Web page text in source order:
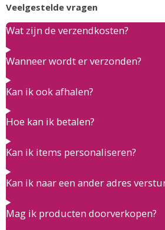
Veelgestelde vragen
Wat zijn de verzendkosten?
Wanneer wordt er verzonden?
Kan ik ook afhalen?
Hoe kan ik betalen?
Kan ik items personaliseren?
Kan ik naar een ander adres
Mag ik producten doorverkopen?